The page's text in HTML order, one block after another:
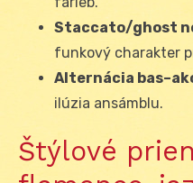
Staccato/ghost
funkový charakter
Alternácia
ilúzia ansámblu.
Štýlové